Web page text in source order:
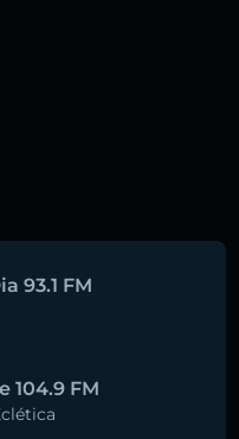
93.1 FM
104.9 FM